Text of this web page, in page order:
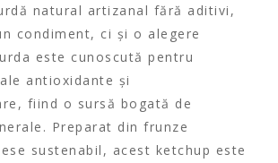
natural artizanal fără aditivi,
condiment, ci și o alegere
este cunoscută pentru
antioxidante și
fiind o sursă bogată de
Preparat din frunze
sustenabil, acest ketchup este